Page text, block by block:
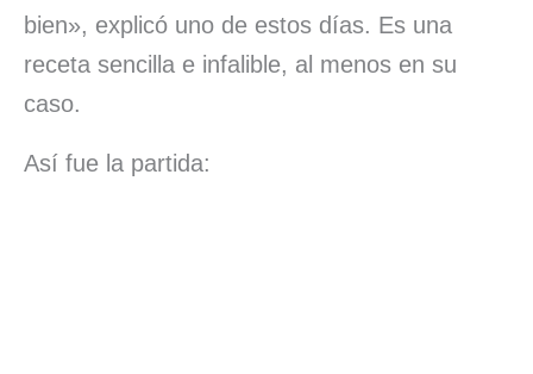
bien», explicó uno de estos días. Es una
receta sencilla e infalible, al menos en su
caso.
Así fue la partida: